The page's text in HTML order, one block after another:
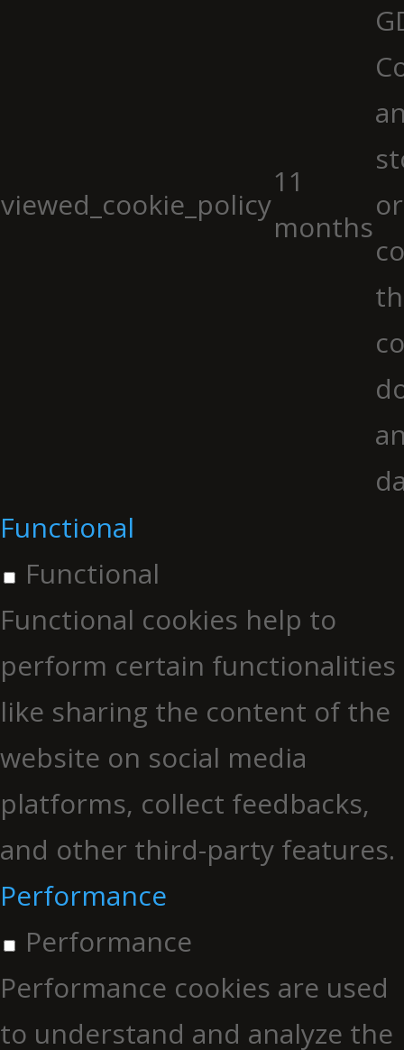
viewed_cookie_policy
11
months
Functional
Functional
Functional cookies help to
perform certain functionalities
like sharing the content of the
website on social media
platforms, collect feedbacks,
and other third-party features.
Performance
Performance
Performance cookies are used
to understand and analyze the